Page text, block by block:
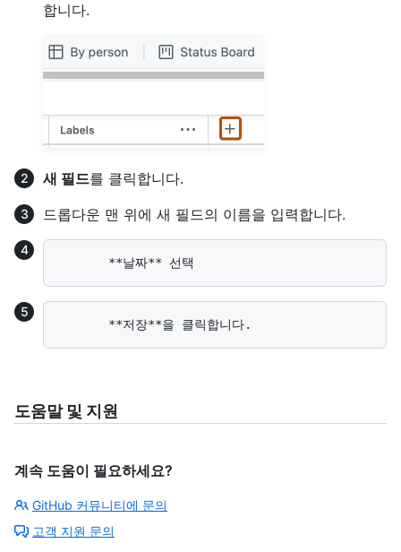
합니다.
새 필드를 클릭합니다.
드롭다운 맨 위에 새 필드의 이름을 입력합니다.
도움말 및 지원
계속 도움이 필요하세요?
GitHub 커뮤니티에 문의
고객 지원 문의